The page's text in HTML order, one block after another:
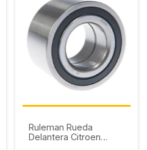
Ruleman Rueda
Delantera Citroen